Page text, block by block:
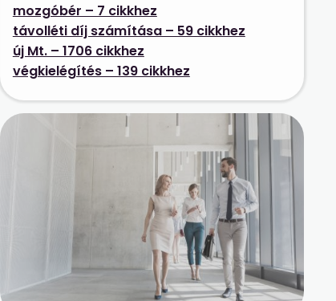
mozgóbér – 7 cikkhez
távolléti díj számítása – 59 cikkhez
új Mt. – 1706 cikkhez
végkielégítés – 139 cikkhez